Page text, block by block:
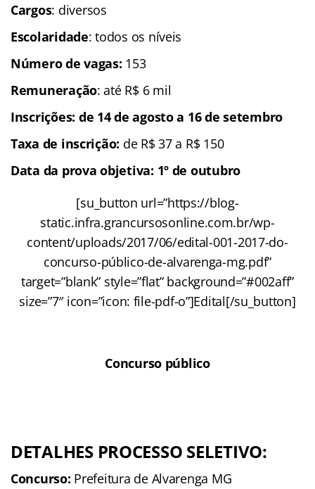
Cargos: diversos
Escolaridade: todos os níveis
Número de vagas: 153
Remuneração: até R$ 6 mil
Inscrições: de 14 de agosto a 16 de setembro
Taxa de inscrição: de R$ 37 a R$ 150
Data da prova objetiva: 1º de outubro
[su_button url=”https://blog-
static.infra.grancursosonline.com.br/wp-
content/uploads/2017/06/edital-001-2017-do-
concurso-público-de-alvarenga-mg.pdf”
target=”blank” style=”flat” background=”#002aff”
size=”7″ icon=”icon: file-pdf-o”]Edital[/su_button]
Concurso público
DETALHES PROCESSO SELETIVO:
Concurso: Prefeitura de Alvarenga MG